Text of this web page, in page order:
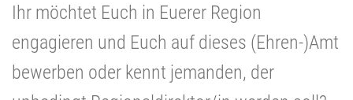
Ihr möchtet Euch in Euerer Region
engagieren und Euch auf dieses (Ehren-)Amt
bewerben oder kennt jemanden, der